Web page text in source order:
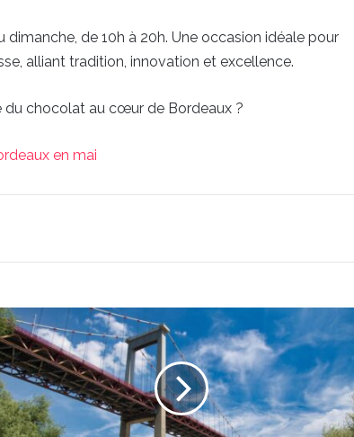
de 10h à 20h. Une occasion idéale pour
alliant tradition, innovation et excellence.
du chocolat au cœur de Bordeaux ?
en mai